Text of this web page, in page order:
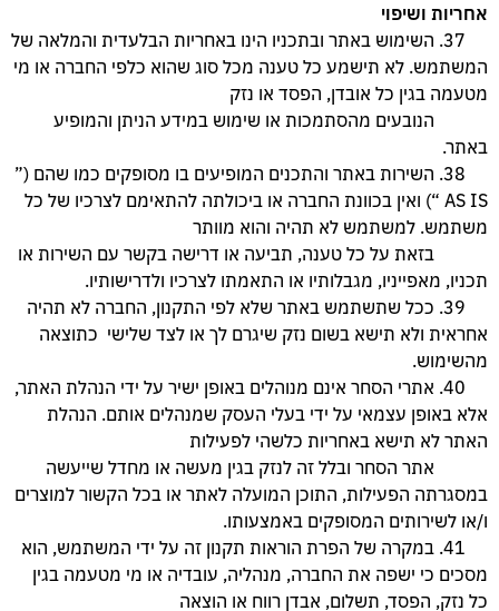
אחריות ושיפוי
37. השימוש באתר ובתכניו הינו באחריות הבלעדית והמלאה של
המשתמש. לא תישמע כל טענה מכל סוג שהוא כלפי החברה או מי
מטעמה בגין כל אובדן, הפסד או נזק
הנובעים מהסתמכות או שימוש במידע הניתן והמופיע
באתר.
38. השירות באתר והתכנים המופיעים בו מסופקים כמו שהם (”
AS IS “) ואין בכוונת החברה או ביכולתה להתאימם לצרכיו של כל
משתמש. למשתמש לא תהיה והוא מוותר
בזאת על כל טענה, תביעה או דרישה בקשר עם השירות או
תכניו, מאפייניו, מגבלותיו או התאמתו לצרכיו ולדרישותיו.
39. ככל שתשתמש באתר שלא לפי התקנון, החברה לא תהיה
אחראית ולא תישא בשום נזק שיגרם לך או לצד שלישי כתוצאה
מהשימוש.
40. אתרי הסחר אינם מנוהלים באופן ישיר על ידי הנהלת האתר,
אלא באופן עצמאי על ידי בעלי העסק שמנהלים אותם. הנהלת
האתר לא תישא באחריות כלשהי לפעילות
אתר הסחר ובלל זה לנזק בגין מעשה או מחדל שייעשה
במסגרתה הפעילות, התוכן המועלה לאתר או בכל הקשור למוצרים
ו/או לשירותים המסופקים באמצעותו.
41. במקרה של הפרת הוראות תקנון זה על ידי המשתמש, הוא
מסכים כי ישפה את החברה, מנהליה, עובדיה או מי מטעמה בגין
כל נזק, הפסד, תשלום, אבדן רווח או הוצאה